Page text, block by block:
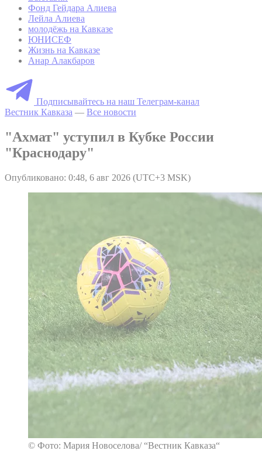
Фонд Гейдара Алиева
Лейла Алиева
молодёжь на Кавказе
ЮНИСЕФ
Жизнь на Кавказе
Анар Алакбаров
Подписывайтесь на наш Телеграм-канал
Вестник Кавказа — Все новости
"Ахмат" уступил в Кубке России
"Краснодару"
Опубликовано: 0:48, 6 авг 2026 (UTC+3 MSK)
© Фото: Мария Новоселова/ “Вестник Кавказа“